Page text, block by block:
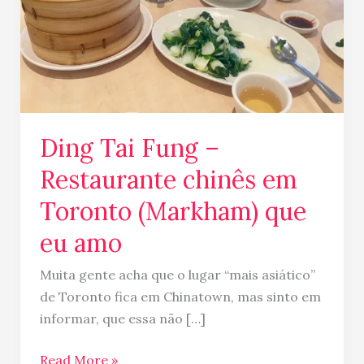
Ding Tai Fung –
Restaurante chinês em
Toronto (Markham) que
eu amo
Muita gente acha que o lugar “mais asiático”
de Toronto fica em Chinatown, mas sinto em
informar, que essa não […]
em
Toronto
(Markham)
que
Read More »